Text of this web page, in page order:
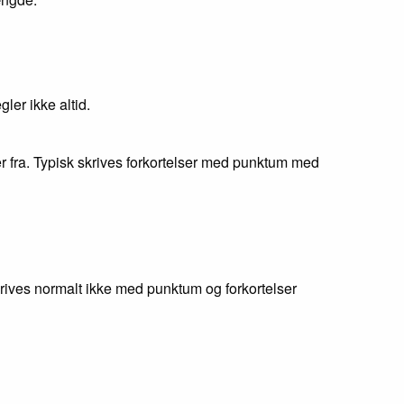
ikke altid.
Typisk skrives forkortelser med punktum med
normalt ikke med punktum og forkortelser